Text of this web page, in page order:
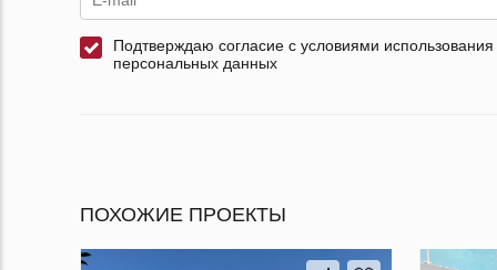
Подтверждаю согласие с условиями использования
персональных данных
ПОХОЖИЕ ПРОЕКТЫ